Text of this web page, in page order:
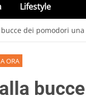
Lifestyle
dei pomodori
ORA